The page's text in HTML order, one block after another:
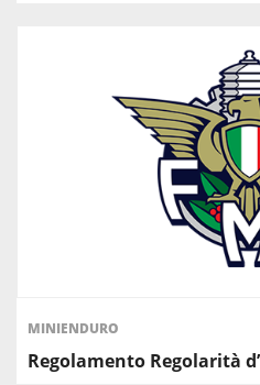
MINIENDURO
Regolamento Regolarità